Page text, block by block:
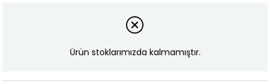
Ürün stoklarımızda kalmamıştır.